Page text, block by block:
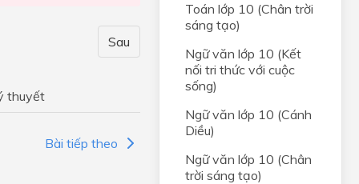
Sau
thuyết
Bài tiếp theo
Toán lớp 10 (Chân trời
sáng tạo)
Ngữ văn lớp 10 (Kết
nối tri thức với cuộc
sống)
Ngữ văn lớp 10 (Cánh
Diều)
Ngữ văn lớp 10 (Chân
trời sáng tạo)